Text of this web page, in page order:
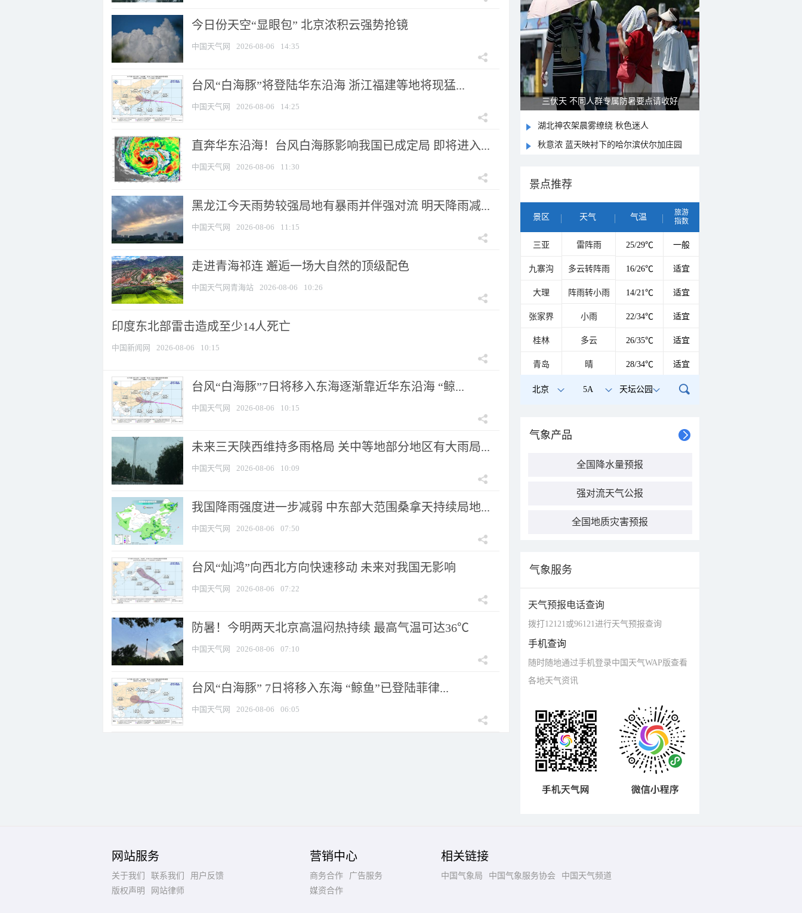
今日份天空“显眼包” 北京浓积云强势抢镜
中国天气网 2026-08-06 14:35
台风“白海豚”将登陆华东沿海 浙江福建等地将现猛...
中国天气网 2026-08-06 14:25
直奔华东沿海！台风白海豚影响我国已成定局 即将进入...
中国天气网 2026-08-06 11:30
黑龙江今天雨势较强局地有暴雨并伴强对流 明天降雨减...
中国天气网 2026-08-06 11:15
走进青海祁连 邂逅一场大自然的顶级配色
中国天气网青海站 2026-08-06 10:26
印度东北部雷击造成至少14人死亡
中国新闻网 2026-08-06 10:15
台风“白海豚”7日将移入东海逐渐靠近华东沿海 “鲸...
中国天气网 2026-08-06 10:15
未来三天陕西维持多雨格局 关中等地部分地区有大雨局...
中国天气网 2026-08-06 10:09
我国降雨强度进一步减弱 中东部大范围桑拿天持续局地...
中国天气网 2026-08-06 07:50
台风“灿鸿”向西北方向快速移动 未来对我国无影响
中国天气网 2026-08-06 07:22
防暑！今明两天北京高温闷热持续 最高气温可达36℃
中国天气网 2026-08-06 07:10
台风“白海豚” 7日将移入东海 “鲸鱼”已登陆菲律...
中国天气网 2026-08-06 06:05
三伏天 不同人群专属防暑要点请收好
湖北神农架晨雾缭绕 秋色迷人
秋意浓 蓝天映衬下的哈尔滨伏尔加庄园
景点推荐
景区 天气 气温
旅游
指数
三亚 雷阵雨 25/29℃ 一般
九寨沟 多云转阵雨 16/26℃ 适宜
大理 阵雨转小雨 14/21℃ 适宜
张家界 小雨 22/34℃ 适宜
桂林 多云 26/35℃ 适宜
青岛 晴 28/34℃ 适宜
北京 5A 天坛公园
气象产品
全国降水量预报
强对流天气公报
全国地质灾害预报
气象服务
天气预报电话查询
拨打12121或96121进行天气预报查询
手机查询
随时随地通过手机登录中国天气WAP版查看
各地天气资讯
网站服务
关于我们 联系我们
用户反馈
版权声明
网站律师
营销中心
商务合作
广告服务
媒资合作
相关链接
中国气象局 中国气象服务协会 中国天气频道